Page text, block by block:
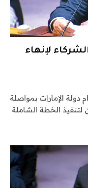
لإنهاء
دولة الإمارات بمواصلة
لتنفيذ الخطة الشاملة